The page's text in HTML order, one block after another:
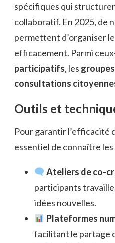
spécifiques qui
collaboratif. En 2025, de
permettent d’organiser
efficacement. Parmi
participatifs, les
consultations
Outils et
Pour garantir l’efficacité
essentiel de connaître
Ateliers de co-
participants
idées nouvelles.
Plateformes
facilitant le partage